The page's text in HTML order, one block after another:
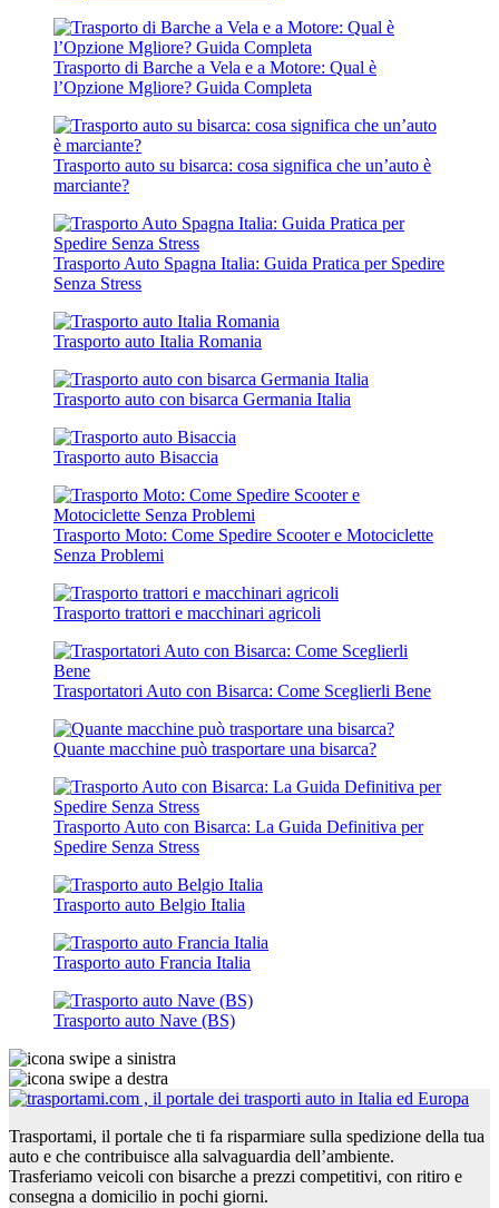
Trasporto di Barche a Vela e a Motore: Qual è
l’Opzione Mgliore? Guida Completa
Trasporto auto su bisarca: cosa significa che un’auto è
marciante?
Trasporto Auto Spagna Italia: Guida Pratica per Spedire
Senza Stress
Trasporto auto Italia Romania
Trasporto auto con bisarca Germania Italia
Trasporto auto Bisaccia
Trasporto Moto: Come Spedire Scooter e Motociclette
Senza Problemi
Trasporto trattori e macchinari agricoli
Trasportatori Auto con Bisarca: Come Sceglierli Bene
Quante macchine può trasportare una bisarca?
Trasporto Auto con Bisarca: La Guida Definitiva per
Spedire Senza Stress
Trasporto auto Belgio Italia
Trasporto auto Francia Italia
Trasporto auto Nave (BS)
Trasportami, il portale che ti fa risparmiare sulla spedizione della tua
auto e che contribuisce alla salvaguardia dell’ambiente.
Trasferiamo veicoli con bisarche a prezzi competitivi, con ritiro e
consegna a domicilio in pochi giorni.